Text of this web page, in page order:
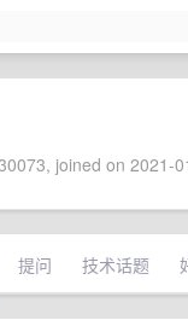
joined on 2021-
提问 技术话题